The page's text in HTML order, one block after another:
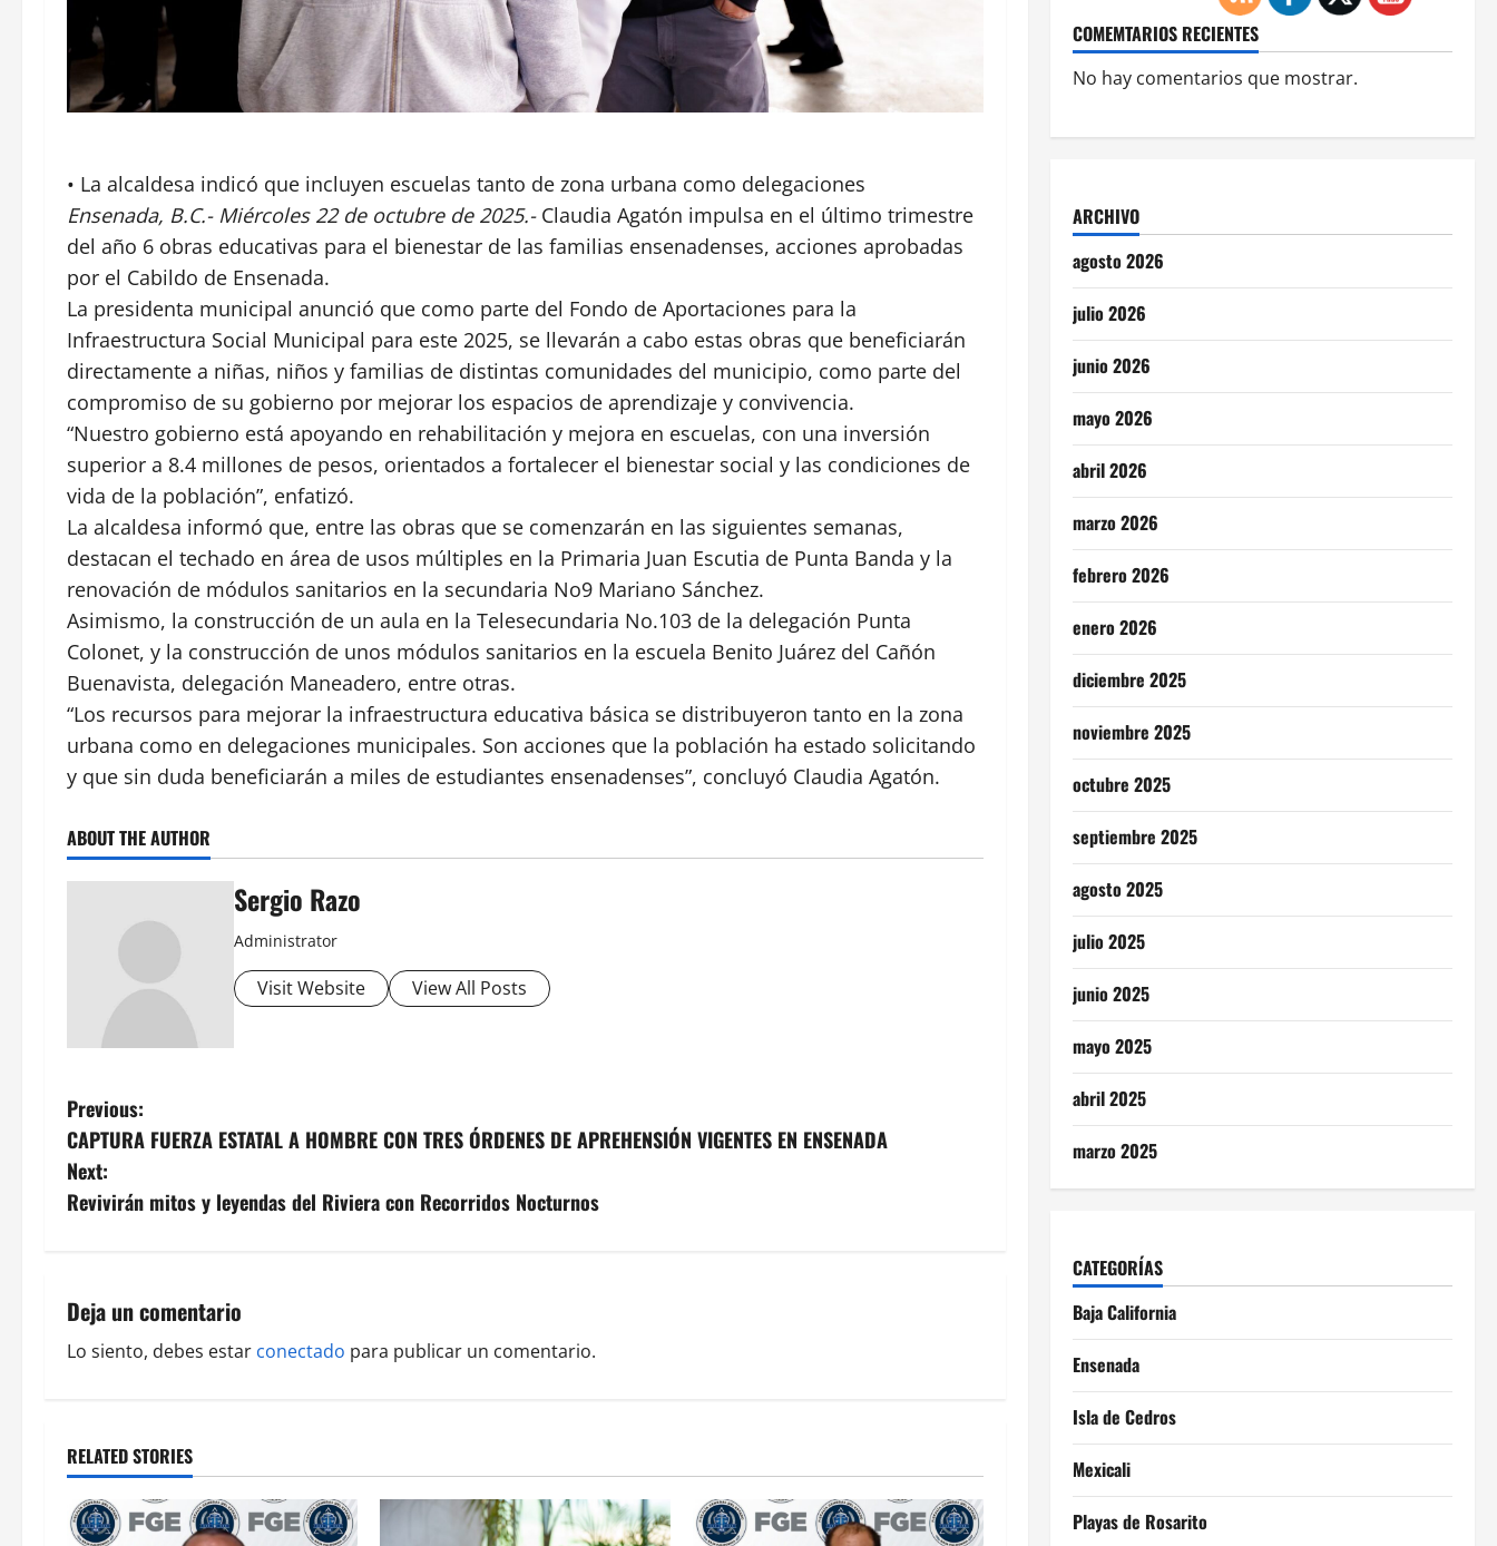
• La alcaldesa indicó que incluyen escuelas tanto de zona urbana como delegaciones
Ensenada, B.C.- Miércoles 22 de octubre de 2025.-Claudia Agatón impulsa en el último trimestre
del año 6 obras educativas para el bienestar de las familias ensenadenses, acciones aprobadas
por el Cabildo de Ensenada.
La presidenta municipal anunció que como parte del Fondo de Aportaciones para la
Infraestructura Social Municipal para este 2025, se llevarán a cabo estas obras que beneficiarán
directamente a niñas, niños y familias de distintas comunidades del municipio, como parte del
compromiso de su gobierno por mejorar los espacios de aprendizaje y convivencia.
“Nuestro gobierno está apoyando en rehabilitación y mejora en escuelas, con una inversión
superior a 8.4 millones de pesos, orientados a fortalecer el bienestar social y las condiciones de
vida de la población”, enfatizó.
La alcaldesa informó que, entre las obras que se comenzarán en las siguientes semanas,
destacan el techado en área de usos múltiples en la Primaria Juan Escutia de Punta Banda y la
renovación de módulos sanitarios en la secundaria No9 Mariano Sánchez.
Asimismo, la construcción de un aula en la Telesecundaria No.103 de la delegación Punta
Colonet, y la construcción de unos módulos sanitarios en la escuela Benito Juárez del Cañón
Buenavista, delegación Maneadero, entre otras.
“Los recursos para mejorar la infraestructura educativa básica se distribuyeron tanto en la zona
urbana como en delegaciones municipales. Son acciones que la población ha estado solicitando
y que sin duda beneficiarán a miles de estudiantes ensenadenses”, concluyó Claudia Agatón.
ABOUT THE AUTHOR
Sergio Razo
Administrator
Visit Website View All Posts
P
o
s
n
a
i
g
a
Previous:
CAPTURA FUERZA ESTATAL A HOMBRE CON TRES ÓRDENES DE APREHENSIÓN VIGENTES EN ENSENADA
Next:
Revivirán mitos y leyendas del Riviera con Recorridos Nocturnos
Deja un comentario
Lo siento, debes estar conectado para publicar un comentario.
RELATED STORIES
COMEMTARIOS RECIENTES
No hay comentarios que mostrar.
ARCHIVO
agosto 2026
julio 2026
junio 2026
mayo 2026
abril 2026
marzo 2026
febrero 2026
enero 2026
diciembre 2025
noviembre 2025
octubre 2025
septiembre 2025
agosto 2025
julio 2025
junio 2025
mayo 2025
abril 2025
marzo 2025
CATEGORÍAS
Baja California
Ensenada
Isla de Cedros
Mexicali
Playas de Rosarito